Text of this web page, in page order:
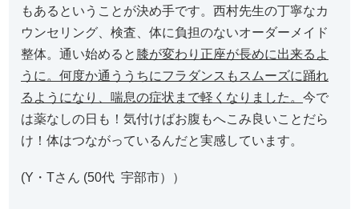
もあるということが決め手です。西村先生の丁寧なカ
ウンセリング、検査、体に負担のないオーダーメイド
整体。通い始めると 膝が変わり正座が長めに出来るよ
うに。何度か通ううちにフラダンスもスムーズに踊れ
るようになり、喘息の症状まで軽くなりました。 今で
は薬なしの日も！気付けばお腹もへこみ良いことだら
け！体はつながっているんだと実感しています。
(Y・Tさん (50代 宇部市））